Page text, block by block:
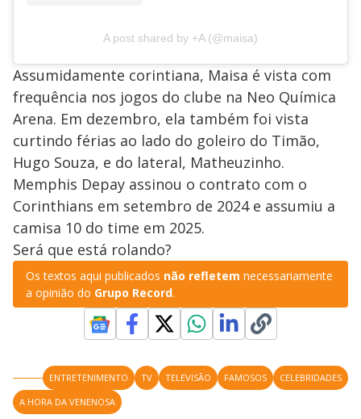
A post shared by +A (@maisa)
Assumidamente corintiana, Maisa é vista com
frequência nos jogos do clube na Neo Química
Arena. Em dezembro, ela também foi vista
curtindo férias ao lado do goleiro do Timão,
Hugo Souza, e do lateral, Matheuzinho.
Memphis Depay assinou o contrato com o
Corinthians em setembro de 2024 e assumiu a
camisa 10 do time em 2025.
Será que está rolando?
Os textos aqui publicados não refletem necessariamente
a opinião do Grupo Record.
ENTRETENIMENTO TV TELEVISÃO FAMOSOS
CELEBRIDADES
A HORA DA VENENOSA